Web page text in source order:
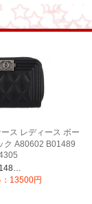
ス レディース ボー
ク A80602 B01489
番号：A80602 B01489 94305
13500円